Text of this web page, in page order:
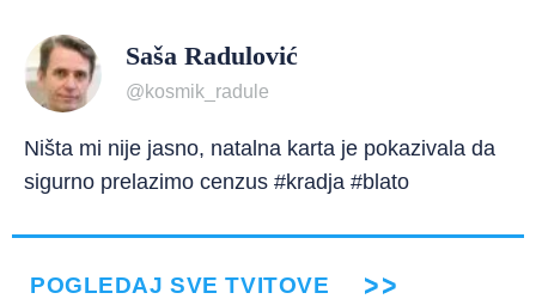
Saša Radulović
@kosmik_radule
Ništa mi nije jasno, natalna karta je pokazivala da
sigurno prelazimo cenzus #kradja #blato
POGLEDAJ SVE TVITOVE